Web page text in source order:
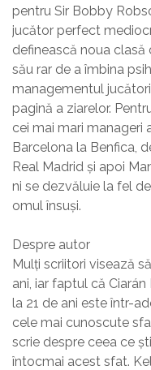
pentru Sir Bobby
jucător perfect
definească noua
său rar de a îmbina
managementul
pagină a ziarelor.
cei mai mari manageri
Barcelona la Benfica,
Real Madrid și apoi
ni se dezvăluie la fel
omul însuși.
Despre autor
Mulți scriitori visează
ani, iar faptul că
la 21 de ani este într-
cele mai cunoscute
scrie despre ceea ce
întocmai acest sfat.